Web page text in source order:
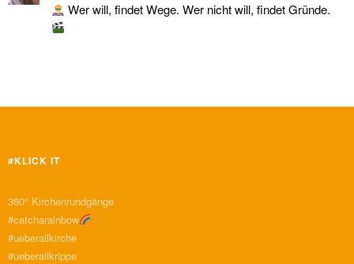
Wer will, findet Wege. Wer nicht will, findet Gründe.
#KLICK IT
360° Kirchenrundgänge
#catcharainbow
#ueberallkirche
#ueberallkrippe